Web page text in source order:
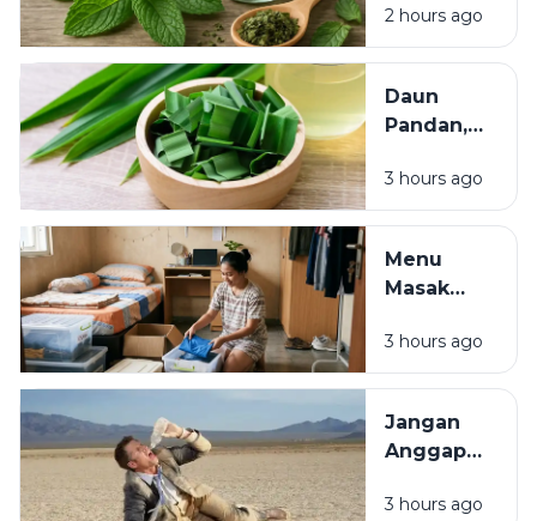
Penting
bagi
Ekosistem
Menyegarkan
dan Kaya
Manfaat bagi
Kesehatan
2 hours ago
Daun
Pandan,
Aromatik
dengan
Manfaat
untuk
dan
Kesehatan
3 hours ago
Menu
Masak
Anak Kos,
Hemat,
dan
Mudah
3 hours ago
Jangan
Anggap
Dehidrasi
3 hours ago